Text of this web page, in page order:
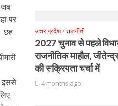
जब
पर
छह
इससे
उत्तर प्रदेश • राजनीती
2027 चुनाव से पहले
राजनीतिक माहौल,
की सक्रियता चर्चा में
4 months ago